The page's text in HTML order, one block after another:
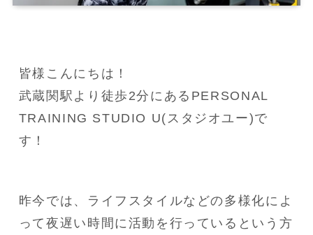
皆様こんにちは！
武蔵関駅より徒歩2分にあるPERSONAL
TRAINING STUDIO U(スタジオユー)で
す！
昨今では、ライフスタイルなどの多様化によ
って夜遅い時間に活動を行っているという方